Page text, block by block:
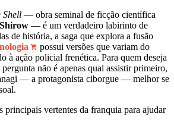
Shell — obra seminal de ficção científica
— é um verdadeiro labirinto de
de história, a saga que explora a fusão
possui versões que variam do
à ação policial frenética. Para quem deseja
não é apenas qual assistir primeiro,
— a protagonista ciborgue — melhor se
principais vertentes da franquia para ajudar